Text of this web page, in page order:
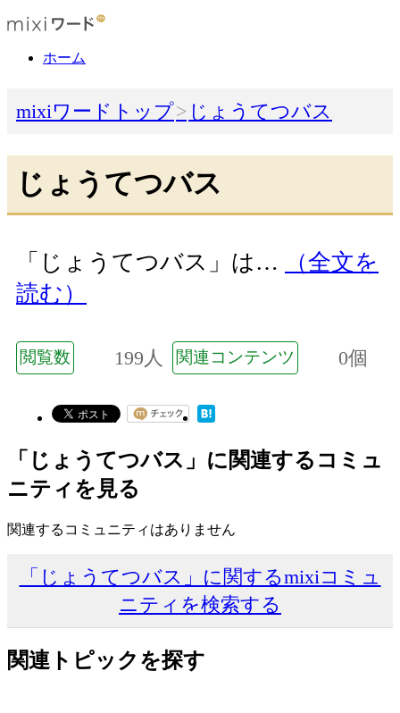
ホーム
mixiワードトップ じょうてつバス
じょうてつバス
「じょうてつバス」は…
（全文を
読む）
閲覧数 199人 関連コンテンツ 0個
「じょうてつバス」に関連するコミュ
ニティを見る
関連するコミュニティはありません
「じょうてつバス」に関するmixiコミュ
ニティを検索する
関連トピックを探す